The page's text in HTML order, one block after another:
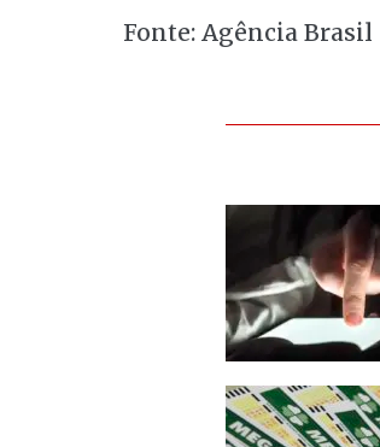
Fonte: Agência Brasil